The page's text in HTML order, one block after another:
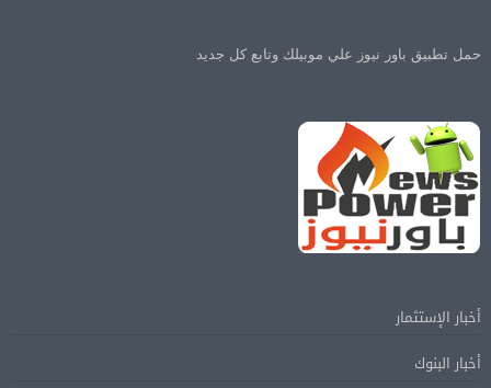
حمل تطبيق باور نيوز علي موبيلك وتابع كل جديد
أخبار الإستثمار
أخبار البنوك